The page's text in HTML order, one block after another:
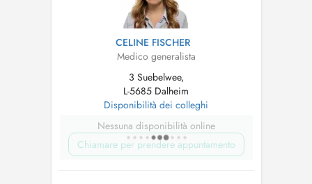
CELINE FISCHER
Medico generalista
3 Suebelwee,
L-5685 Dalheim
Disponibilità dei colleghi
Nessuna disponibilità online
Chiamare per prendere appuntamento